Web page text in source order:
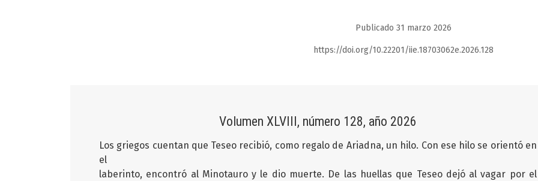
Publicado 31 marzo 2026
https://doi.org/10.22201/iie.18703062e.2026.128
Volumen XLVIII, número 128, año 2026
Los griegos cuentan que Teseo recibió, como regalo de Ariadna, un hilo. Con ese hilo se orientó en
el
laberinto, encontró al Minotauro y le dio muerte. De las huellas que Teseo dejó al vagar por el